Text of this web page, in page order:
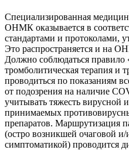
Специализированная
ОНМК оказывается в
стандартами и протоколами,
Это распространяется и на
Должно соблюдаться правило
тромболитическая терапия и
проводиться по показаниям
от подозрения на наличие
учитывать тяжесть вирусной
принимаемых
препаратов. Маршрутизация
(остро возникшей очаговой
симптоматикой) проводится